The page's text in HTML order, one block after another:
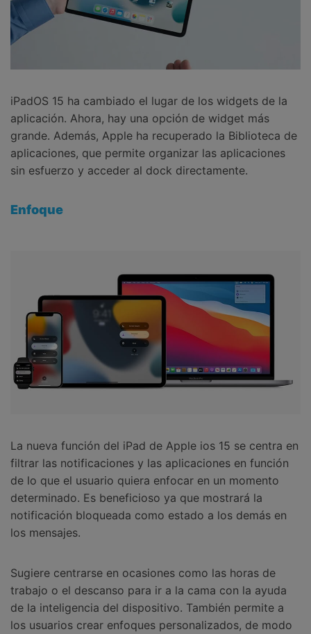
iPadOS 15 ha cambiado el lugar de los widgets de la
aplicación. Ahora, hay una opción de widget más
grande. Además, Apple ha recuperado la Biblioteca de
aplicaciones, que permite organizar las aplicaciones
sin esfuerzo y acceder al dock directamente.
Enfoque
La nueva función del iPad de Apple ios 15 se centra en
filtrar las notificaciones y las aplicaciones en función
de lo que el usuario quiera enfocar en un momento
determinado. Es beneficioso ya que mostrará la
notificación bloqueada como estado a los demás en
los mensajes.
Sugiere centrarse en ocasiones como las horas de
trabajo o el descanso para ir a la cama con la ayuda
de la inteligencia del dispositivo. También permite a
los usuarios crear enfoques personalizados, de modo